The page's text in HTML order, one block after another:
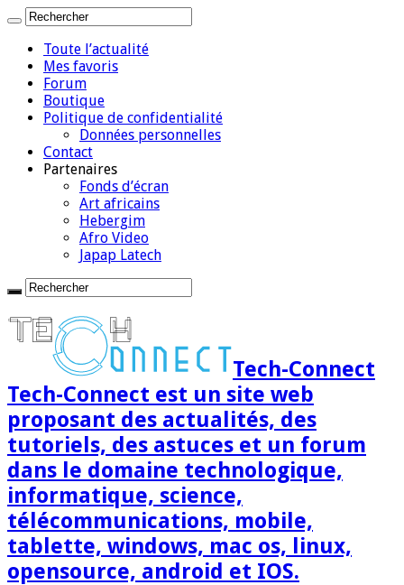
Toute l’actualité
Mes favoris
Forum
Boutique
Politique de confidentialité
Données personnelles
Contact
Partenaires
Fonds d’écran
Art africains
Hebergim
Afro Video
Japap Latech
Tech-Connect
Tech-Connect est un site web
proposant des actualités, des
tutoriels, des astuces et un forum
dans le domaine technologique,
informatique, science,
télécommunications, mobile,
tablette, windows, mac os, linux,
opensource, android et IOS.